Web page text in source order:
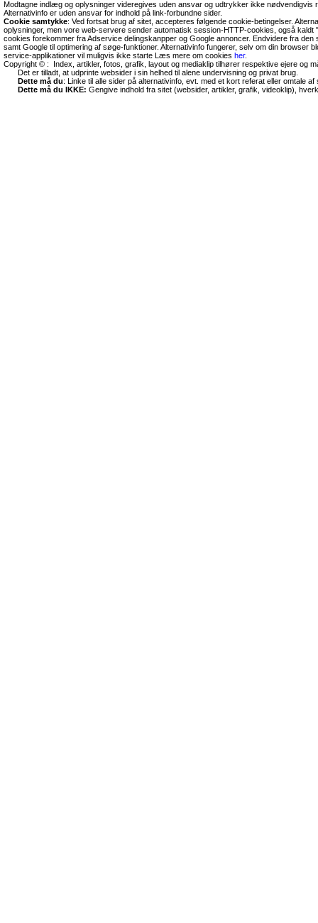
Modtagne indlæg og oplysninger videregives uden ansvar og udtrykker ikke nødvendigvis
Alternativinfo er uden ansvar for indhold på link-forbundne sider.
Cookie samtykke: Ved fortsat brug af sitet, accepteres følgende cookie-betingelser.
oplysninger, men vore web-servere sender automatisk session-HTTP-cookies, også kaldt
cookies forekommer fra Adservice delingskanpper og Google annoncer. Endvidere fra den
samt Google til optimering af søge-funktioner. Alternativinfo fungerer, selv om din browser
service-applikationer vil muligvis ikke starte Læs mere om cookies her.
Copyright © : Index, artikler, fotos, grafik, layout og mediaklip tilhører respektive ejere og
Det er tilladt, at udprinte websider i sin helhed til alene undervisning og privat brug.
Dette må du: Linke til alle sider på alternativinfo, evt. med et kort referat eller omtale af
Dette må du IKKE: Gengive indhold fra sitet (websider, artikler, grafik, videoklip),